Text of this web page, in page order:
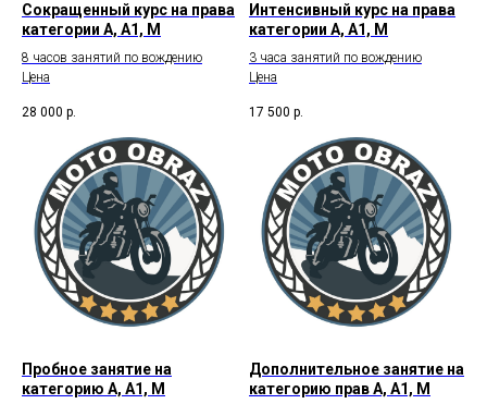
Сокращенный курс на права
категории А, А1, М
8 часов занятий по вождению
Цена
28 000 р.
Интенсивный курс на права
категории А, А1, М
3 часа занятий по вождению
Цена
17 500 р.
Пробное занятие на
категорию А, А1, М
Дополнительное занятие на
категорию прав А, А1, М